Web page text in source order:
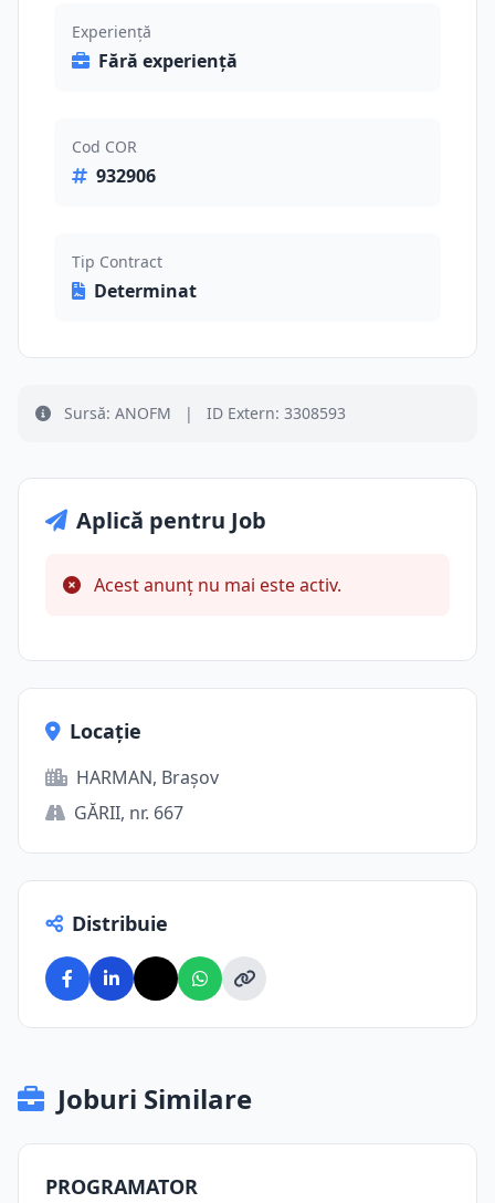
Experiență
Fără experiență
Cod COR
932906
Tip Contract
Determinat
Sursă: ANOFM | ID Extern: 3308593
Aplică pentru Job
Acest anunț nu mai este activ.
Locație
HARMAN, Brașov
GĂRII, nr. 667
Distribuie
Joburi Similare
PROGRAMATOR